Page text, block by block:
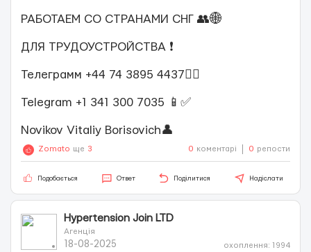
РАБОТАЕМ СО СТРАНАМИ СНГ 👥🌐
ДЛЯ ТРУДОУСТРОЙСТВА ❗️
Телеграмм +44 74 3895 4437✍🏻
Telegram +1 341 300 7035 📱✅
Novikov Vitaliy Borisovich👤
Zomato ще 3 0 коментарі 0 репости
Подобається Ответ Поділитися Надіслати
Hypertension Join LTD
Агенція
18-08-2025 охоплення: 1994